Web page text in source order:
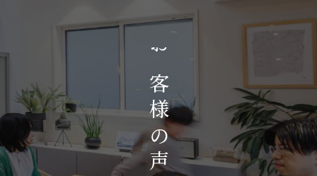
お
客
様
の
声
お客様の声
お知らせ・イベント
会社概要・アクセス